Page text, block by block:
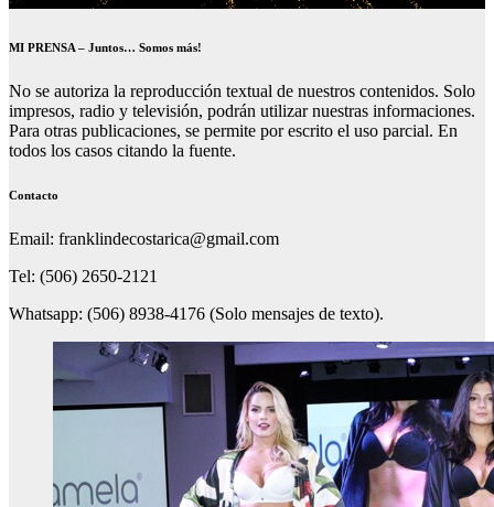
MI PRENSA – Juntos… Somos más!
No se autoriza la reproducción textual de nuestros contenidos. Solo
impresos, radio y televisión, podrán utilizar nuestras informaciones.
Para otras publicaciones, se permite por escrito el uso parcial. En
todos los casos citando la fuente.
Contacto
Email: franklindecostarica@gmail.com
Tel: (506) 2650-2121
Whatsapp: (506) 8938-4176 (Solo mensajes de texto).